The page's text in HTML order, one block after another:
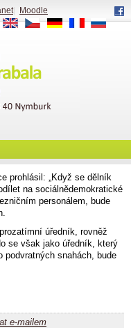
prohlásil: „Když se dělník
na sociálnědemokratické
personálem, bude
úředník, rovněž
se však jako úředník, který
snahách, bude
e-mailem
|
Moodle
EN
CS DE FR RU